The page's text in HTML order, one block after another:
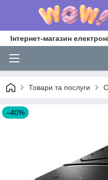
Інтернет-магазин
Товари та послуги
–40%